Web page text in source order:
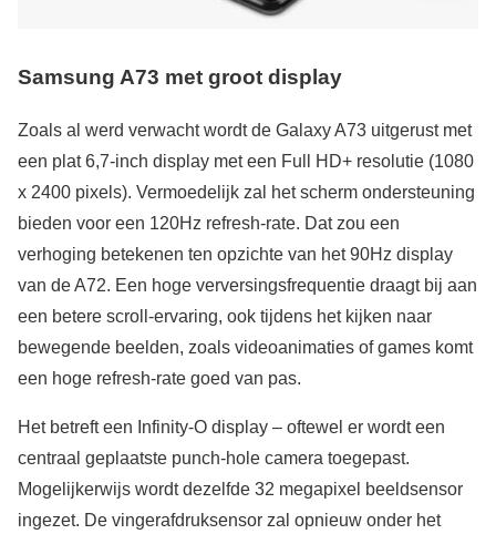
Samsung A73 met groot display
Zoals al werd verwacht wordt de Galaxy A73 uitgerust met
een plat 6,7-inch display met een Full HD+ resolutie (1080
x 2400 pixels). Vermoedelijk zal het scherm ondersteuning
bieden voor een 120Hz refresh-rate. Dat zou een
verhoging betekenen ten opzichte van het 90Hz display
van de A72. Een hoge verversingsfrequentie draagt bij aan
een betere scroll-ervaring, ook tijdens het kijken naar
bewegende beelden, zoals videoanimaties of games komt
een hoge refresh-rate goed van pas.
Het betreft een Infinity-O display – oftewel er wordt een
centraal geplaatste punch-hole camera toegepast.
Mogelijkerwijs wordt dezelfde 32 megapixel beeldsensor
ingezet. De vingerafdruksensor zal opnieuw onder het